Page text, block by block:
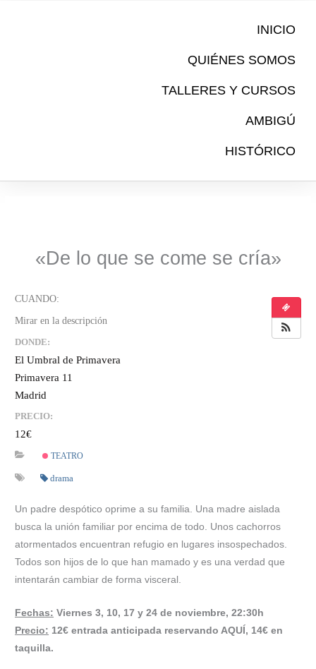
INICIO
QUIÉNES SOMOS
TALLERES Y CURSOS
AMBIGÚ
HISTÓRICO
«De lo que se come se cría»
DONDE:
El Umbral de Primavera
Primavera 11
Madrid
PRECIO:
12€
TEATRO
drama
Un padre despótico oprime a su familia. Una madre aislada
busca la unión familiar por encima de todo. Unos cachorros
atormentados encuentran refugio en lugares insospechados.
Todos son hijos de lo que han mamado y es una verdad que
intentarán cambiar de forma visceral.
Fechas: Viernes 3, 10, 17 y 24 de noviembre, 22:30h
Precio: 12€ entrada anticipada reservando AQUÍ, 14€ en
taquilla.